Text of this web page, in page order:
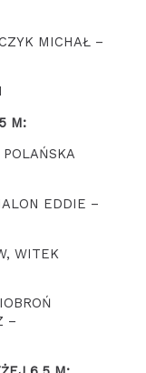
MICHAŁ –
M:
EDDIE –
WITEK
–